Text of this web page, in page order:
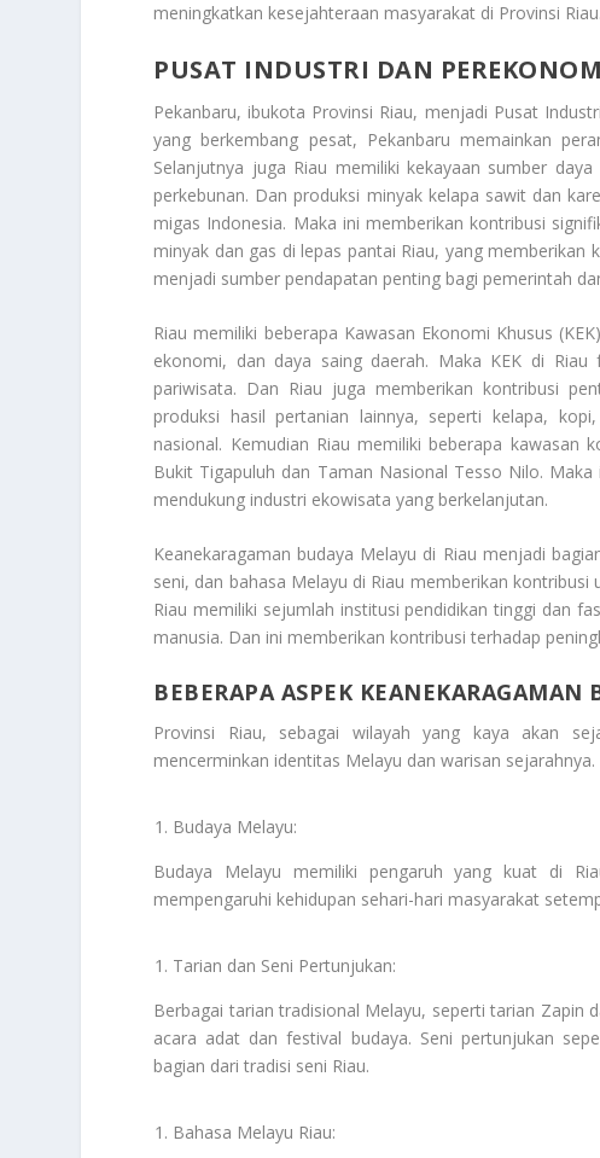
meningkatkan kesejahteraan masyarakat di Provinsi Riau.
PUSAT INDUSTRI DAN
Pekanbaru, ibukota Provinsi Riau, menjadi Pusat
yang berkembang pesat, Pekanbaru memainkan
Selanjutnya juga Riau memiliki kekayaan sumber
perkebunan. Dan produksi minyak kelapa sawit dan
migas Indonesia. Maka ini memberikan kontribusi
minyak dan gas di lepas pantai Riau, yang
menjadi sumber pendapatan penting bagi pemerintah
Riau memiliki beberapa Kawasan Ekonomi Khusus
ekonomi, dan daya saing daerah. Maka KEK di
pariwisata. Dan Riau juga memberikan kontribusi
produksi hasil pertanian lainnya, seperti kelapa,
nasional. Kemudian Riau memiliki beberapa kawasan
Bukit Tigapuluh dan Taman Nasional Tesso Nilo.
mendukung industri ekowisata yang berkelanjutan.
Keanekaragaman budaya Melayu di Riau menjadi
seni, dan bahasa Melayu di Riau memberikan
Riau memiliki sejumlah institusi pendidikan tinggi dan
manusia. Dan ini memberikan kontribusi terhadap
BEBERAPA ASPEK
Provinsi Riau, sebagai wilayah yang kaya akan
mencerminkan identitas Melayu dan warisan sejarahnya.
Budaya Melayu:
Budaya Melayu memiliki pengaruh yang kuat di
mempengaruhi kehidupan sehari-hari masyarakat
Tarian dan Seni Pertunjukan:
Berbagai tarian tradisional Melayu, seperti tarian Zapin
acara adat dan festival budaya. Seni pertunjukan
bagian dari tradisi seni Riau.
Bahasa Melayu Riau: